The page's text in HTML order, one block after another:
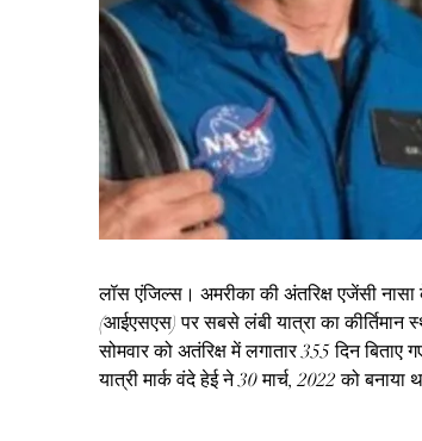
लॉस एंजिल्स। अमरीका की अंतरिक्ष एजेंसी नासा
(आईएसएस) पर सबसे लंबी यात्रा का कीर्तिमान
सोमवार को अतंरिक्ष में लगातार 355 दिन
यात्री मार्क वंदे हेई ने 30 मार्च, 2022 को बनाया